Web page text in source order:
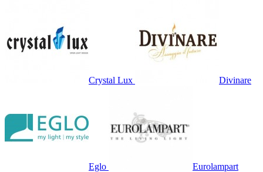
Crystal Lux Divinare
Eglo Eurolampart